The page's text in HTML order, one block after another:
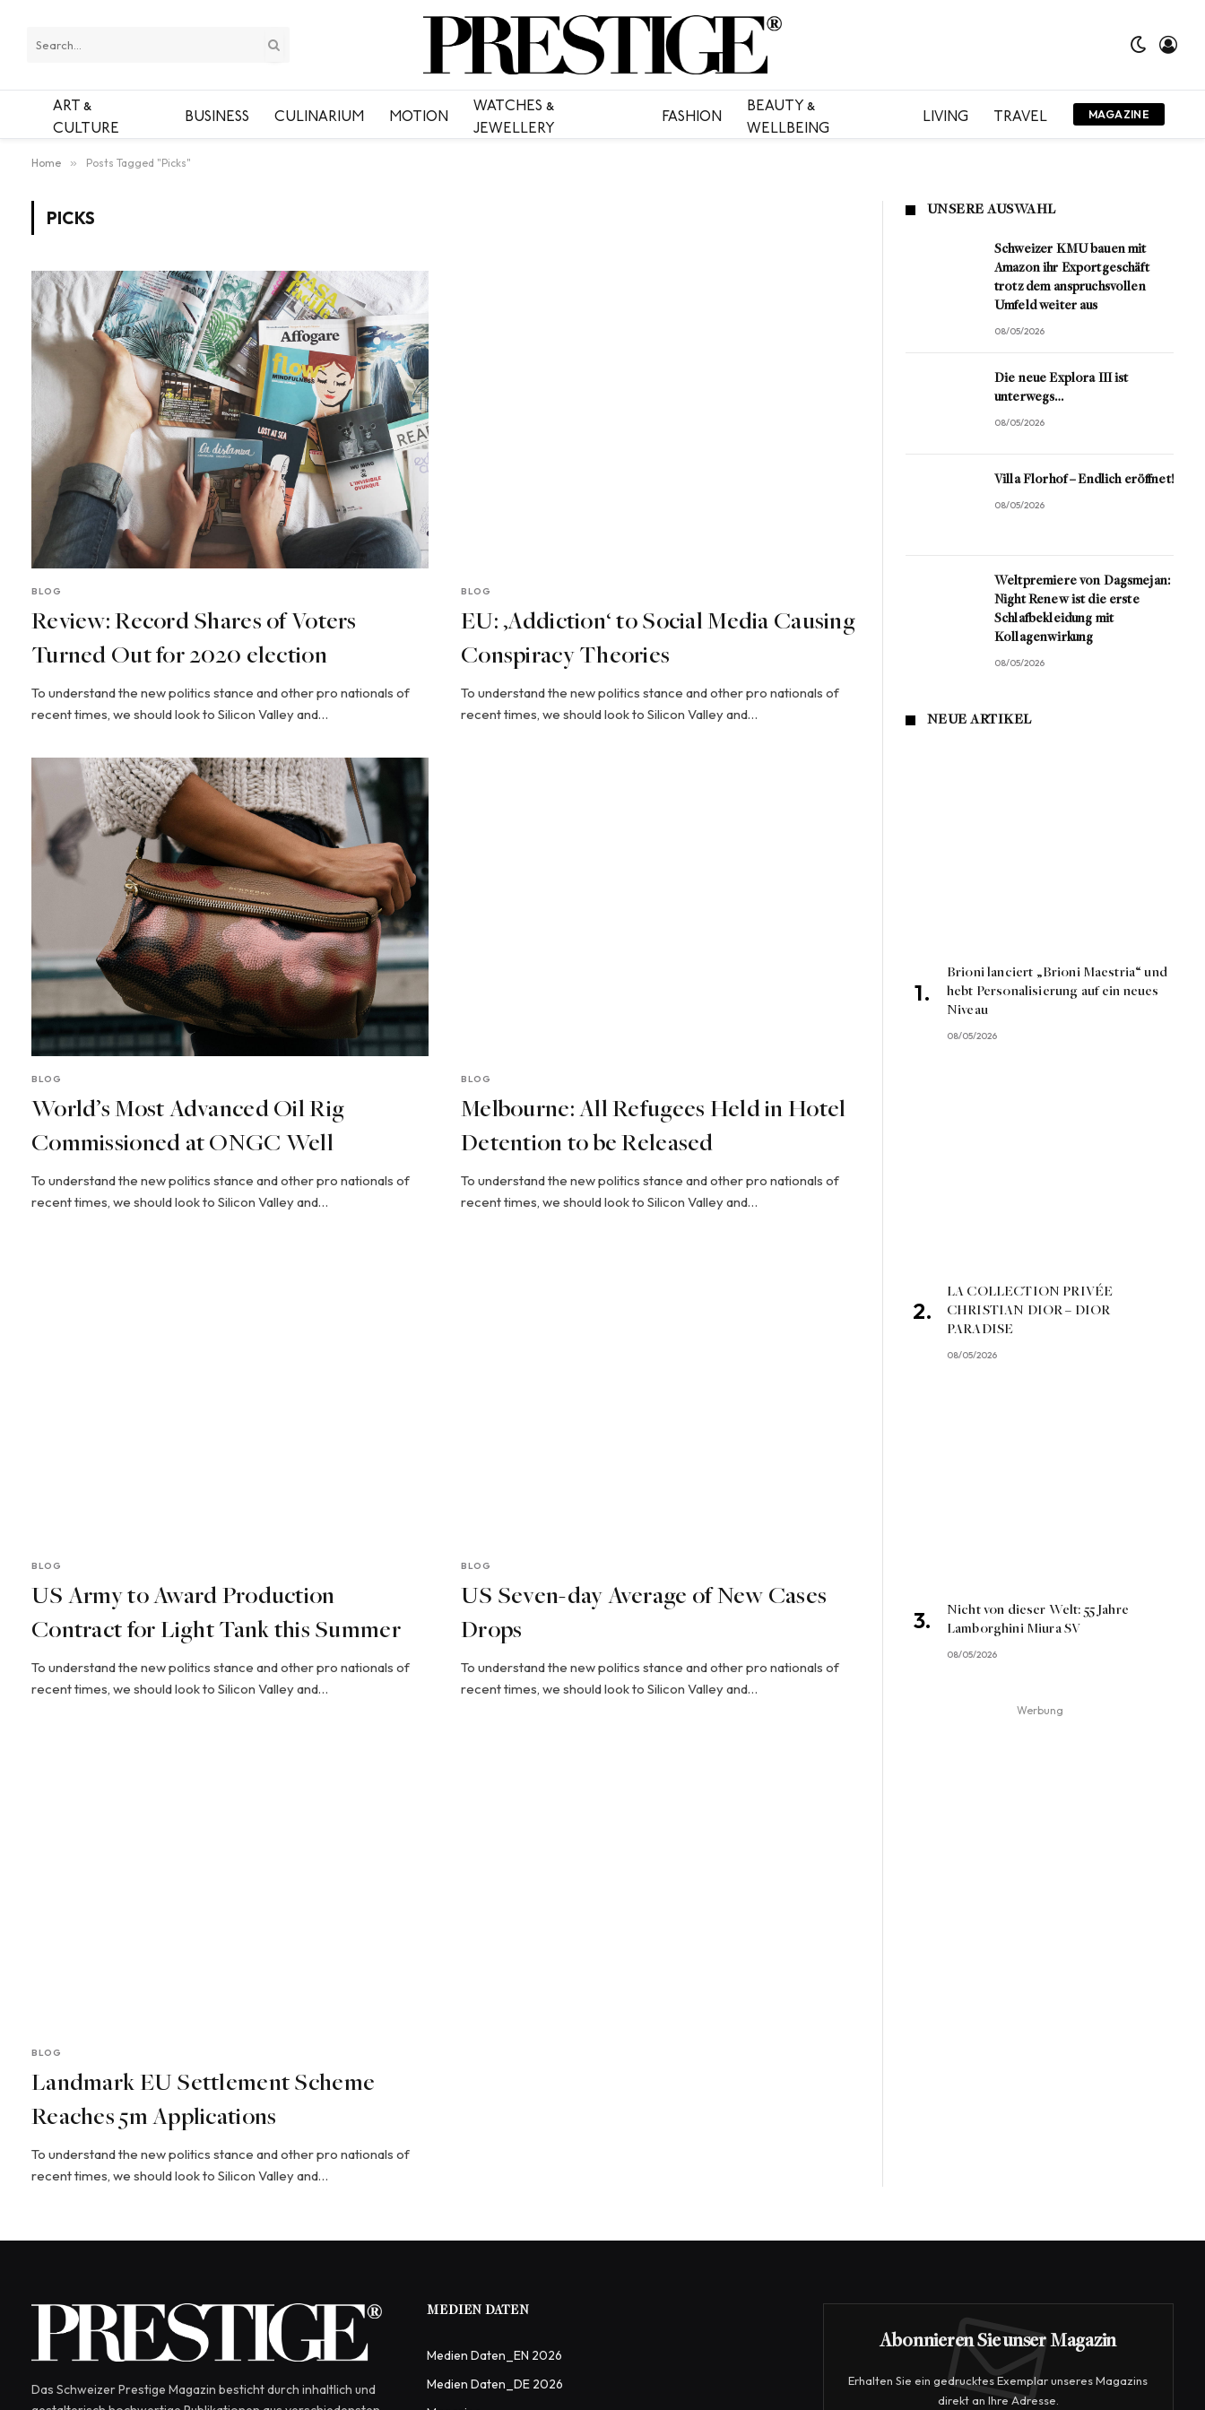
ART &
CULTURE
BUSINESS CULINARIUM MOTION
WATCHES &
JEWELLERY
FASHION
BEAUTY &
WELLBEING
LIVING TRAVEL MAGAZINE
Home » Posts Tagged "Picks"
PICKS
BLOG
Review: Record Shares of Voters
Turned Out for 2020 election
To understand the new politics stance and other pro nationals of
recent times, we should look to Silicon Valley and…
BLOG
EU: ‚Addiction‘ to Social Media Causing
Conspiracy Theories
To understand the new politics stance and other pro nationals of
recent times, we should look to Silicon Valley and…
BLOG
World’s Most Advanced Oil Rig
Commissioned at ONGC Well
To understand the new politics stance and other pro nationals of
recent times, we should look to Silicon Valley and…
BLOG
Melbourne: All Refugees Held in Hotel
Detention to be Released
To understand the new politics stance and other pro nationals of
recent times, we should look to Silicon Valley and…
BLOG
US Army to Award Production
Contract for Light Tank this Summer
To understand the new politics stance and other pro nationals of
recent times, we should look to Silicon Valley and…
BLOG
US Seven-day Average of New Cases
Drops
To understand the new politics stance and other pro nationals of
recent times, we should look to Silicon Valley and…
BLOG
Landmark EU Settlement Scheme
Reaches 5m Applications
To understand the new politics stance and other pro nationals of
recent times, we should look to Silicon Valley and…
UNSERE AUSWAHL
Schweizer KMU bauen mit
Amazon ihr Exportgeschäft
trotz dem anspruchsvollen
Umfeld weiter aus
08/05/2026
Die neue Explora III ist
unterwegs…
08/05/2026
Villa Florhof – Endlich eröffnet!
08/05/2026
Weltpremiere von Dagsmejan:
Night Renew ist die erste
Schlafbekleidung mit
Kollagenwirkung
08/05/2026
NEUE ARTIKEL
Brioni lanciert „Brioni Maestria“ und
hebt Personalisierung auf ein neues
Niveau
08/05/2026
LA COLLECTION PRIVÉE
CHRISTIAN DIOR – DIOR
PARADISE
08/05/2026
Nicht von dieser Welt: 55 Jahre
Lamborghini Miura SV
08/05/2026
Werbung
Das Schweizer Prestige Magazin besticht durch inhaltlich und
MEDIEN DATEN
Medien Daten_EN 2026
Medien Daten_DE 2026
Abonnieren Sie unser Magazin
Erhalten Sie ein gedrucktes Exemplar unseres Magazins
direkt an Ihre Adresse.